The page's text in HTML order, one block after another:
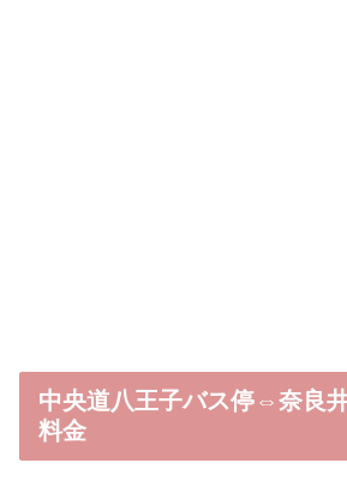
中央道八王子バス停⇔奈良
料金